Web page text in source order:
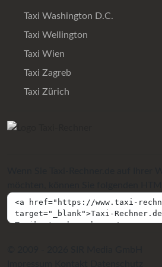
Taxi Washington D.C.
Taxi Wellington
Taxi Wien
Taxi Zagreb
Taxi Zürich